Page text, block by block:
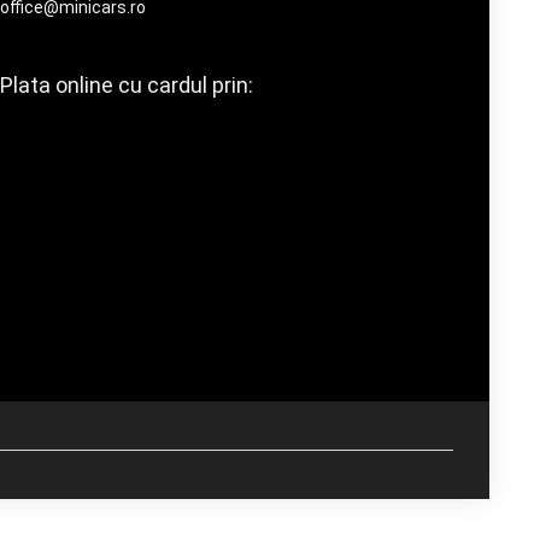
office@minicars.ro
Plata online cu cardul prin: